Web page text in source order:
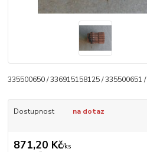
335500650 / 336915158125 / 335500651 /
Dostupnost na dotaz
871,20 Kč/ks